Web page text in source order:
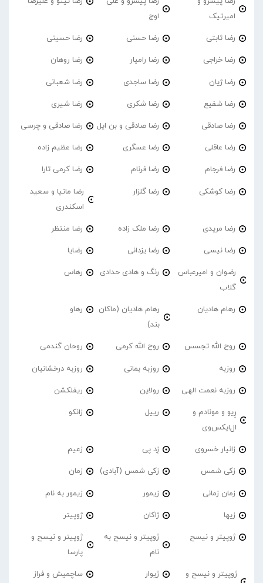
امیرتیک
اوج
رضا ثابتی رضا حسنی رضا حسینی
رضا خراجی رضا رامیار رضا روهان
رضا ژیان رضا ساجدی رضا شعبانی
رضا شفیع رضا شکری رضا شیری
رضا صادقی رضا صادقی و بن ایل رضا صادقی و چرسی
رضا عاقلی رضا عسگری رضا عظیم زاده
رضا فرجام رضا فرنام رضا کرمی تارا
رضا کوشکی رضا گلزار
رضا ماتیا و سعید
اسکندری
رضا مریدی رضا ملک زاده رضا منتظر
رضا نیسی رضا یزدانی رضایا
رضوان و امیرعباس
گلاب
رنگ و هادی حدادی رهاس
رهام هادیان
رهام هادیان (ماکان
بند)
رهاو
روح الله تجسس روح الله کرمی روحان گندمی
روزبه روزبه بمانی روزبه درخشانیان
روزبه نعمت الهی رولاین ریفلکشن
رِیو و مونادم و
ال‌ایکس‌وی
رییل زانکو
زانیار خسروی زِد پی زعیم
زکی شمس زکی شمس (آبادی) زمان
زمان زمانی زیمور زیمور به نام
زیها ژاکان ژوپیتر
ژوپیتر و نیسح
ژوپیتر و نیسح به
نام
ژوپیتر و نیسح و
پارسا
ژوپیتر و نیسح و ژیوار ساچمیش و فراز